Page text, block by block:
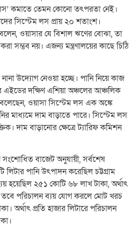
লস’ কমাতে তেমন কোনো তৎপরতা নেই।
সিস্টেম লস প্রায় ২০ শতাংশ।
বলেন, ওয়াসার যে বিশাল ঋণের বোঝা, তা
সম্ভব নয়। এজন্য মন্ত্রণালয়ের কাছে চিঠি
উদ্যোগ নেওয়া হচ্ছে। পানি নিয়ে কাজ
এইডের দক্ষিণ এশিয়া অঞ্চলের আঞ্চলিক
ওয়াসা সিস্টেম লস এক অঙ্কে
মাধ্যমে দাম বাড়াতে পারে। সিস্টেম লস
দাম বাড়ানোর ক্ষেত্রে ট্যারিফ কমিশন
বাজেট অনুযায়ী, সর্বশেষ
পানি উৎপাদন করেছিল চট্টগ্রাম
হয়েছিল ২৫১ কোটি ৬৮ লাখ টাকা, অর্থাৎ
তবে পরিচালন ব্যয় যোগ করলে মোট খরচ
অর্থাৎ প্রতি হাজার লিটারে পরিচালন